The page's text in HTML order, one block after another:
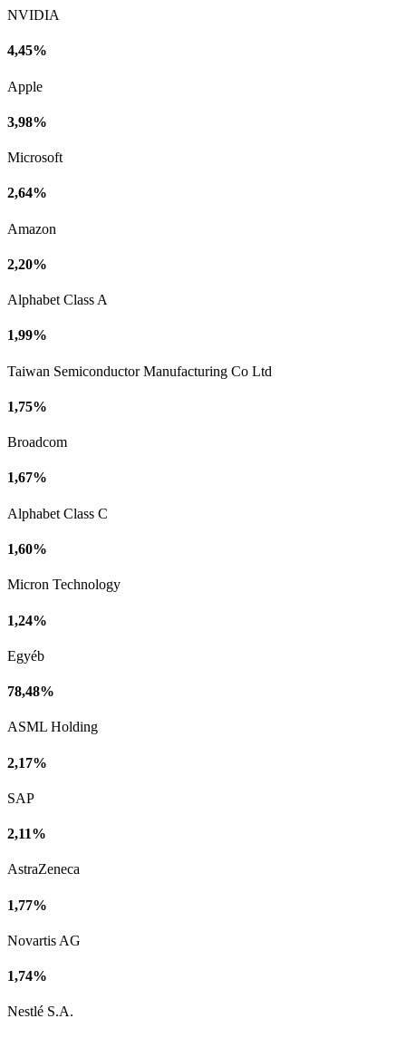
NVIDIA
4,45%
Apple
3,98%
Microsoft
2,64%
Amazon
2,20%
Alphabet Class A
1,99%
Taiwan Semiconductor Manufacturing Co Ltd
1,75%
Broadcom
1,67%
Alphabet Class C
1,60%
Micron Technology
1,24%
Egyéb
78,48%
ASML Holding
2,17%
SAP
2,11%
AstraZeneca
1,77%
Novartis AG
1,74%
Nestlé S.A.